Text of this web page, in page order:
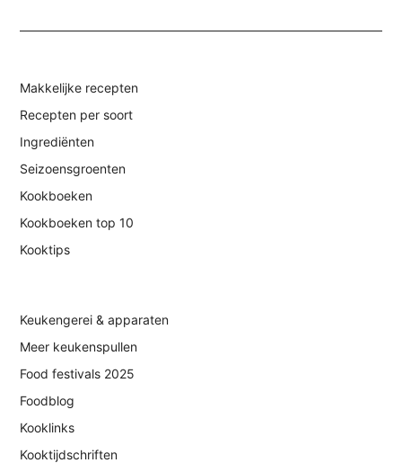
Makkelijke recepten
Recepten per soort
Ingrediënten
Seizoensgroenten
Kookboeken
Kookboeken top 10
Kooktips
Keukengerei & apparaten
Meer keukenspullen
Food festivals 2025
Foodblog
Kooklinks
Kooktijdschriften